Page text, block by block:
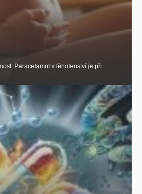
Paracetamol v těhotenství je při